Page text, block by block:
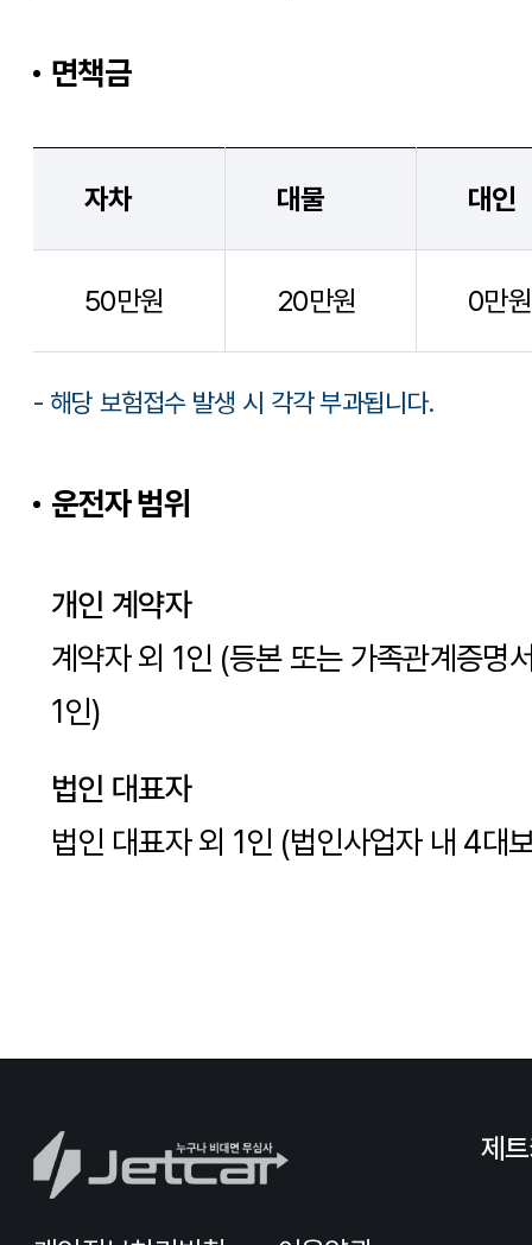
면책금
자차 대물 대인
50만원 20만원 0만원
- 해당 보험접수 발생 시 각각 부과됩니다.
운전자 범위
개인 계약자
계약자 외 1인 (등본 또는 가족관계증명
1인)
법인 대표자
법인 대표자 외 1인 (법인사업자 내 4대
제